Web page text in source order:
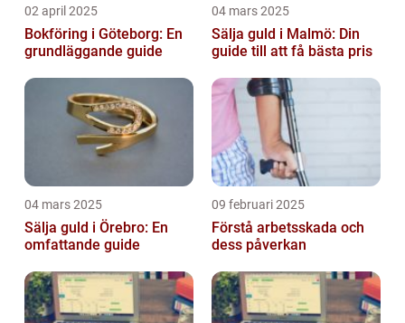
02 april 2025
Bokföring i Göteborg: En
grundläggande guide
04 mars 2025
Sälja guld i Malmö: Din
guide till att få bästa pris
04 mars 2025
Sälja guld i Örebro: En
omfattande guide
09 februari 2025
Förstå arbetsskada och
dess påverkan